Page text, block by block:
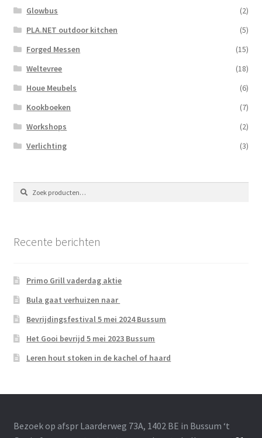
Glowbus
(2)
PLA.NET outdoor kitchen
(5)
Forged Messen
(15)
Weltevree
(18)
Houe Meubels
(6)
Kookboeken
(7)
Workshops
(2)
Verlichting
(3)
Zoeken
naar:
Zoeken
Recente berichten
Primo Grill vaderdag aktie
Bula gaat verhuizen naar
Bevrijdingsfestival 5 mei 2024 Bussum
Het Gooi bevrijd 5 mei 2023 Bussum
Leren hout stoken in de kachel of haard
Bezoek op afspr Laarderweg 73A, 1402 BE in Bussum ‘t